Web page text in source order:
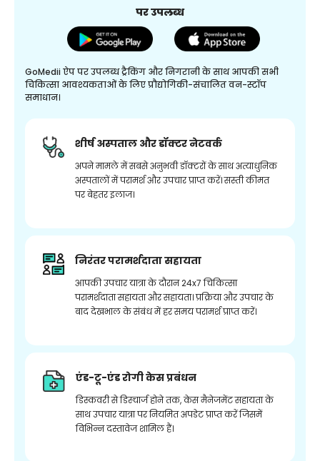
पर उपलब्ध
GoMedii ऐप पर उपलब्ध ट्रैकिंग और निगरानी के साथ आपकी सभी
चिकित्सा आवश्यकताओं के लिए प्रौद्योगिकी-संचालित वन-स्टॉप
समाधान।
शीर्ष अस्पताल और डॉक्टर नेटवर्क
अपने मामले में सबसे अनुभवी डॉक्टरों के साथ अत्याधुनिक
अस्पतालों में परामर्श और उपचार प्राप्त करें। सस्ती कीमत
पर बेहतर इलाज।
निरंतर परामर्शदाता सहायता
आपकी उपचार यात्रा के दौरान 24x7 चिकित्सा
परामर्शदाता सहायता और सहायता। प्रक्रिया और उपचार के
बाद देखभाल के संबंध में हर समय परामर्श प्राप्त करें।
एंड-टू-एंड रोगी केस प्रबंधन
डिस्कवरी से डिस्चार्ज होने तक, केस मैनेजमेंट सहायता के
साथ उपचार यात्रा पर नियमित अपडेट प्राप्त करें जिसमें
विभिन्न दस्तावेज शामिल हैं।